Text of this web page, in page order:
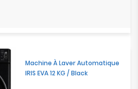
Machine À Laver Automatique
IRIS EVA 12 KG / Black